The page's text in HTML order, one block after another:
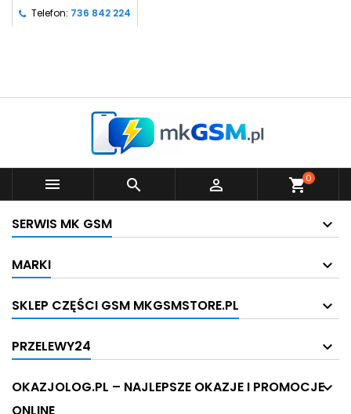
Telefon: 736 842 224
   shopping_cart0
SERWIS MK GSM
MARKI
SKLEP CZĘŚCI GSM MKGSMSTORE.PL
PRZELEWY24
OKAZJOLOG.PL – NAJLEPSZE OKAZJE I PROMOCJE